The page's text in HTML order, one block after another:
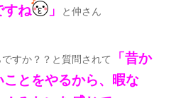
すね
」 と仲さん
すか？？と質問されて
「昔か
とをやるから、暇な